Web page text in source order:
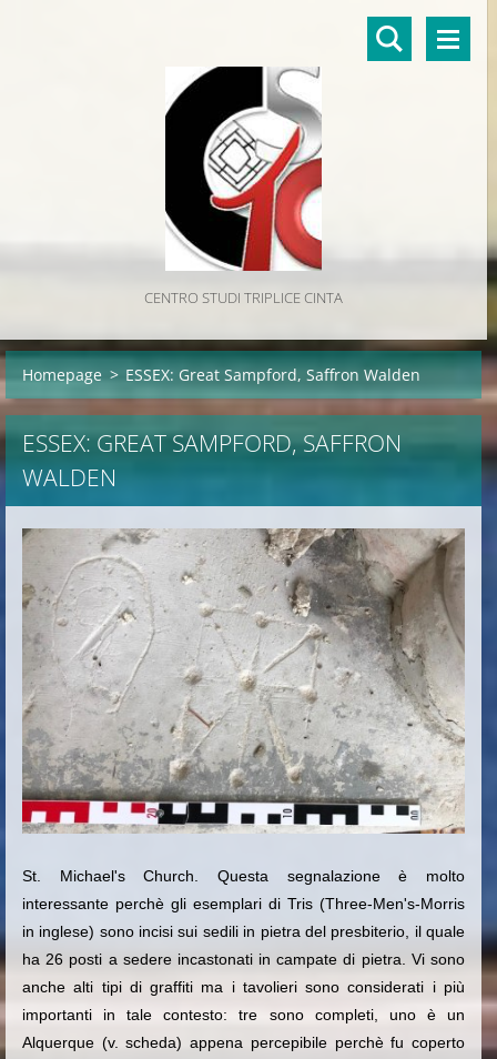
CENTRO STUDI TRIPLICE CINTA
Homepage > ESSEX: Great Sampford, Saffron Walden
ESSEX: GREAT SAMPFORD, SAFFRON
WALDEN
St. Michael's Church. Questa segnalazione è molto
interessante perchè gli esemplari di Tris (Three-Men's-Morris
in inglese) sono incisi sui sedili in pietra del presbiterio, il quale
ha 26 posti a sedere incastonati in campate di pietra. Vi sono
anche alti tipi di graffiti ma i tavolieri sono considerati i più
importanti in tale contesto: tre sono completi, uno è un
Alquerque (v. scheda) appena percepibile perchè fu coperto